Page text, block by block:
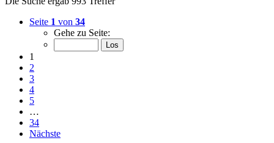
Seite 1 von 34
Gehe zu Seite:
1
2
3
4
5
…
34
Nächste